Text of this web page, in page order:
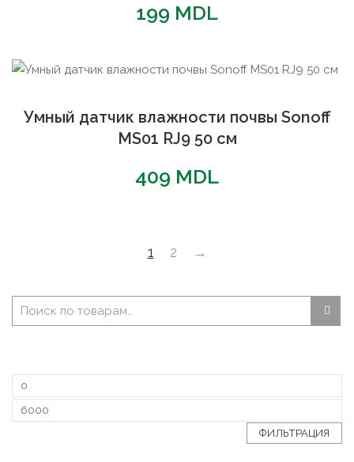
199 MDL
Умный датчик влажности почвы Sonoff
MS01 RJ9 50 см
409 MDL
1 2 →
ФИЛЬТРАЦИЯ